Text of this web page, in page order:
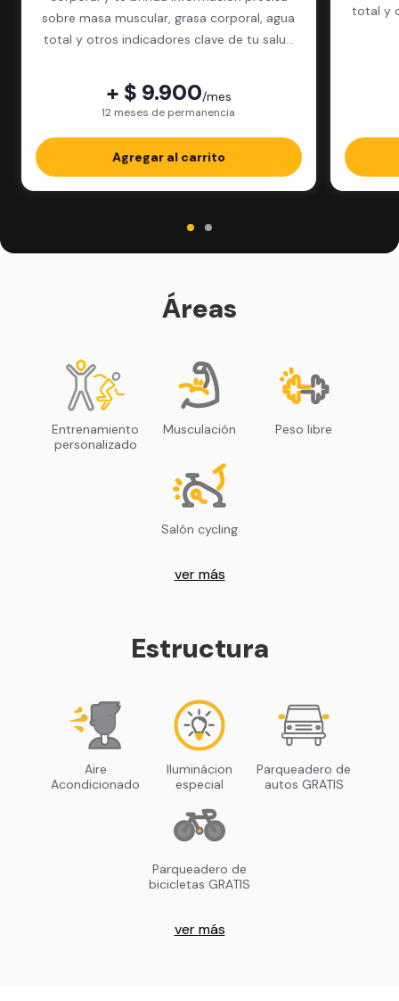
sobre masa muscular, grasa corporal, agua
total y otros indicadores clave de tu salud
+ $ 9.900/mes
12 meses de permanencia
Agregar al carrito
total y
Áreas
Entrenamiento
personalizado
Musculación Peso libre
Salón cycling
ver más
Estructura
Aire
Acondicionado
Iluminácion
especial
Parqueadero de
autos GRATIS
Parqueadero de
bicicletas GRATIS
ver más